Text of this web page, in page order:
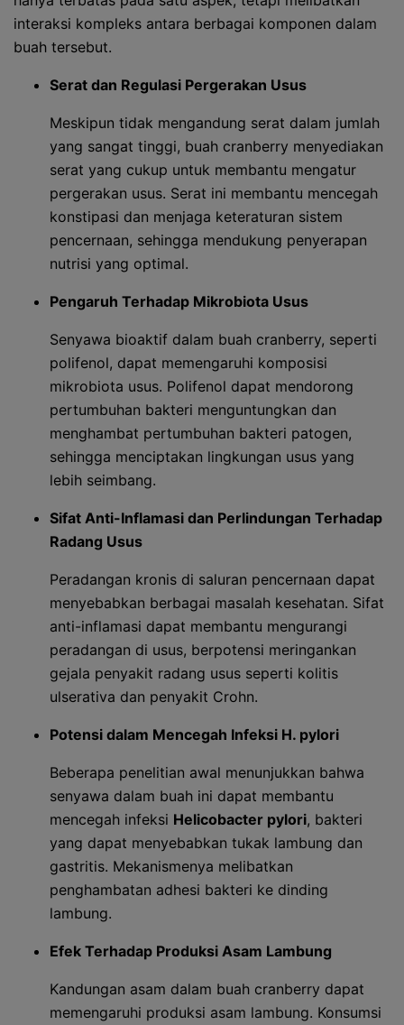
interaksi kompleks antara berbagai komponen dalam
buah tersebut.
Serat dan Regulasi Pergerakan Usus
Meskipun tidak mengandung serat dalam jumlah
yang sangat tinggi, buah cranberry menyediakan
serat yang cukup untuk membantu mengatur
pergerakan usus. Serat ini membantu mencegah
konstipasi dan menjaga keteraturan sistem
pencernaan, sehingga mendukung penyerapan
nutrisi yang optimal.
Pengaruh Terhadap Mikrobiota Usus
Senyawa bioaktif dalam buah cranberry, seperti
polifenol, dapat memengaruhi komposisi
mikrobiota usus. Polifenol dapat mendorong
pertumbuhan bakteri menguntungkan dan
menghambat pertumbuhan bakteri patogen,
sehingga menciptakan lingkungan usus yang
lebih seimbang.
Sifat Anti-Inflamasi dan Perlindungan Terhadap
Radang Usus
Peradangan kronis di saluran pencernaan dapat
menyebabkan berbagai masalah kesehatan. Sifat
anti-inflamasi dapat membantu mengurangi
peradangan di usus, berpotensi meringankan
gejala penyakit radang usus seperti kolitis
ulserativa dan penyakit Crohn.
Potensi dalam Mencegah Infeksi H. pylori
Beberapa penelitian awal menunjukkan bahwa
senyawa dalam buah ini dapat membantu
mencegah infeksi Helicobacter pylori, bakteri
yang dapat menyebabkan tukak lambung dan
gastritis. Mekanismenya melibatkan
penghambatan adhesi bakteri ke dinding
lambung.
Efek Terhadap Produksi Asam Lambung
Kandungan asam dalam buah cranberry dapat
memengaruhi produksi asam lambung. Konsumsi